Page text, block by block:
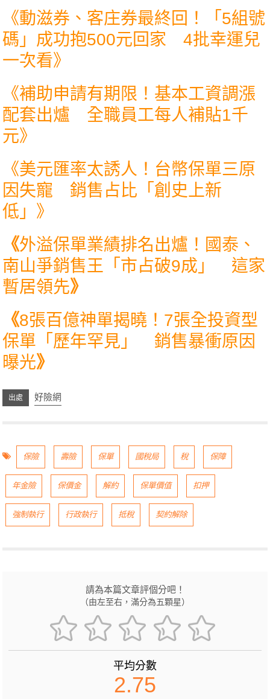
《動滋券、客庄券最終回！「5組號
碼」成功抱500元回家 4批幸運兒
一次看》
《補助申請有期限！基本工資調漲
配套出爐 全職員工每人補貼1千
元》
《美元匯率太誘人！台幣保單三原
因失寵 銷售占比「創史上新
低」 》
《外溢保單業績排名出爐！國泰、
南山爭銷售王「市占破9成」 這家
暫居領先》
《8張百億神單揭曉！7張全投資型
保單「歷年罕見」 銷售暴衝原因
曝光》
好險網
保險 壽險 保單 國稅局 稅 保障
年金險 保價金 解約 保單價值 扣押
強制執行 行政執行 抵稅 契約解除
請為本篇文章評個分吧！
（由左至右，滿分為五顆星）
平均分數
2.75